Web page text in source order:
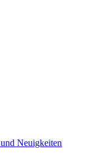
Neuigkeiten